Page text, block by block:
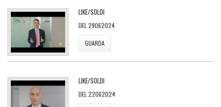
LIKE/SOLDI
DEL 29062024
GUARDA
LIKE/SOLDI
DEL 22062024